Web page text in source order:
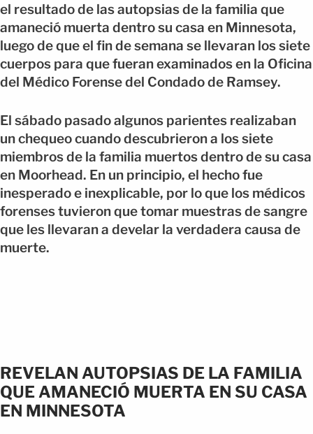
el resultado de las autopsias de la familia que
amaneció muerta dentro su casa en Minnesota,
luego de que el fin de semana se llevaran los siete
cuerpos para que fueran examinados en la Oficina
del Médico Forense del Condado de Ramsey.
El sábado pasado algunos parientes realizaban
un chequeo cuando descubrieron a los siete
miembros de la familia muertos dentro de su casa
en Moorhead. En un principio, el hecho fue
inesperado e inexplicable, por lo que los médicos
forenses tuvieron que tomar muestras de sangre
que les llevaran a develar la verdadera causa de
muerte.
REVELAN AUTOPSIAS DE LA FAMILIA
QUE AMANECIÓ MUERTA EN SU CASA
EN MINNESOTA